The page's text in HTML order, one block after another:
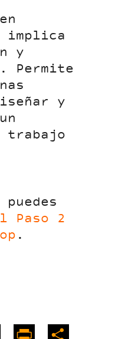
implica
y
Permite
y
trabajo
Paso 2
.
Email PrintFriendly